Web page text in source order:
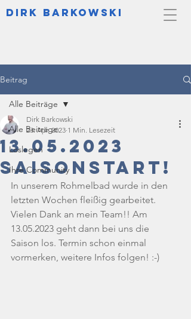
DIrk Barkowski
Beitrag
Alle Beiträge
Loslegen
Ihre Community
Alle Beiträge
13.05.2023
Saisonstart!
Dirk Barkowski
23. Apr. 2023 1 Min. Lesezeit
In unserem Rohmelbad wurde in den
letzten Wochen fleißig gearbeitet.
Vielen Dank an mein Team!! Am
13.05.2023 geht dann bei uns die
Saison los. Termin schon einmal
vormerken, weitere Infos folgen! :-)